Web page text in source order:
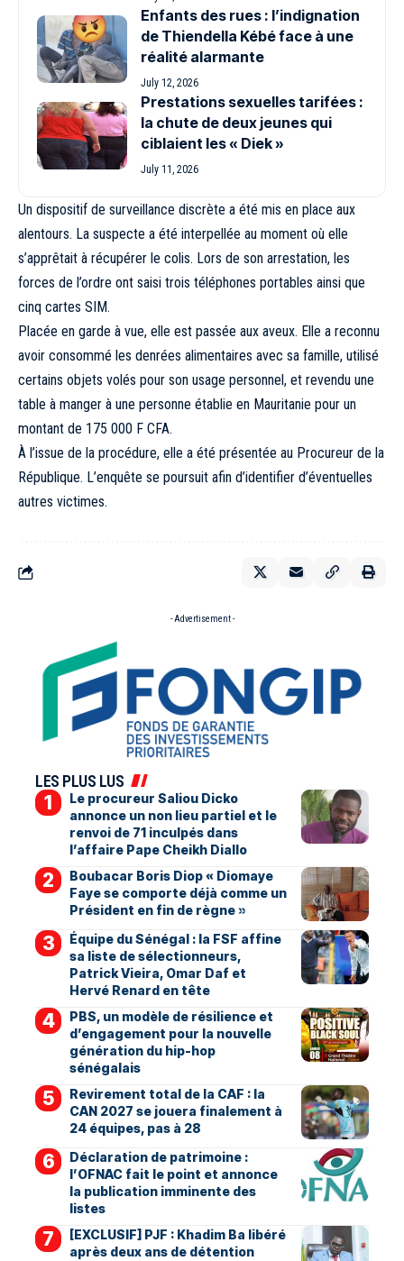
Enfants des rues : l’indignation
de Thiendella Kébé face à une
réalité alarmante
July 12, 2026
Prestations sexuelles tarifées :
la chute de deux jeunes qui
ciblaient les « Diek »
July 11, 2026
Un dispositif de surveillance discrète a été mis en place aux
alentours. La suspecte a été interpellée au moment où elle
s’apprêtait à récupérer le colis. Lors de son arrestation, les
forces de l’ordre ont saisi trois téléphones portables ainsi que
cinq cartes SIM.
Placée en garde à vue, elle est passée aux aveux. Elle a reconnu
avoir consommé les denrées alimentaires avec sa famille, utilisé
certains objets volés pour son usage personnel, et revendu une
table à manger à une personne établie en Mauritanie pour un
montant de 175 000 F CFA.
À l’issue de la procédure, elle a été présentée au Procureur de la
République. L’enquête se poursuit afin d’identifier d’éventuelles
autres victimes.
- Advertisement -
LES PLUS LUS
Le procureur Saliou Dicko
annonce un non lieu partiel et le
renvoi de 71 inculpés dans
l’affaire Pape Cheikh Diallo
Boubacar Boris Diop « Diomaye
Faye se comporte déjà comme un
Président en fin de règne »
Équipe du Sénégal : la FSF affine
sa liste de sélectionneurs,
Patrick Vieira, Omar Daf et
Hervé Renard en tête
PBS, un modèle de résilience et
d’engagement pour la nouvelle
génération du hip-hop
sénégalais
Revirement total de la CAF : la
CAN 2027 se jouera finalement à
24 équipes, pas à 28
Déclaration de patrimoine :
l’OFNAC fait le point et annonce
la publication imminente des
listes
[EXCLUSIF] PJF : Khadim Ba libéré
après deux ans de détention